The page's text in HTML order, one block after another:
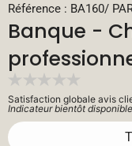
Référence : BA160/
Banque -
Satisfaction globale avis
Indicateur bientôt disponible